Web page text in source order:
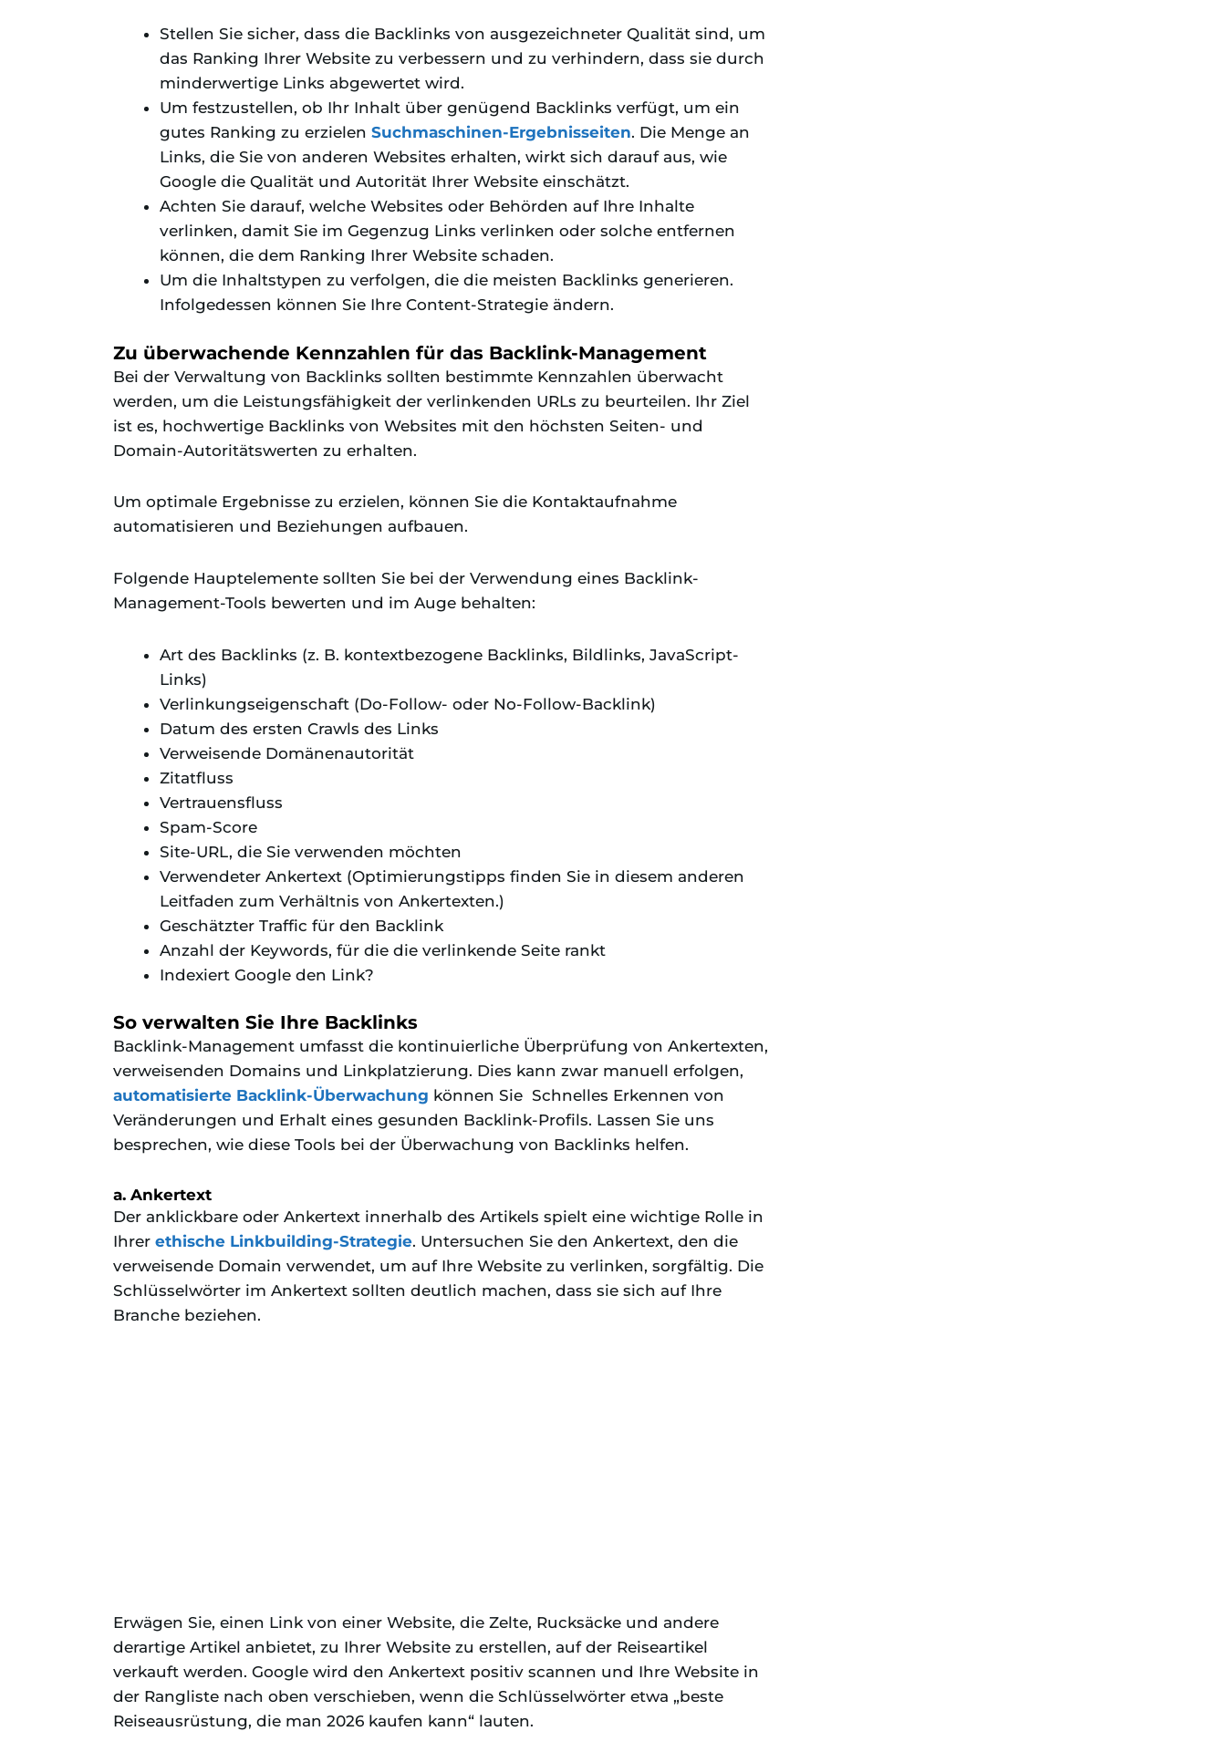
Stellen Sie sicher, dass die Backlinks von ausgezeichneter Qualität sind, um
das Ranking Ihrer Website zu verbessern und zu verhindern, dass sie durch
minderwertige Links abgewertet wird.
Um festzustellen, ob Ihr Inhalt über genügend Backlinks verfügt, um ein
gutes Ranking zu erzielen Suchmaschinen-Ergebnisseiten. Die Menge an
Links, die Sie von anderen Websites erhalten, wirkt sich darauf aus, wie
Google die Qualität und Autorität Ihrer Website einschätzt.
Achten Sie darauf, welche Websites oder Behörden auf Ihre Inhalte
verlinken, damit Sie im Gegenzug Links verlinken oder solche entfernen
können, die dem Ranking Ihrer Website schaden.
Um die Inhaltstypen zu verfolgen, die die meisten Backlinks generieren.
Infolgedessen können Sie Ihre Content-Strategie ändern.
Zu überwachende Kennzahlen für das Backlink-Management
Bei der Verwaltung von Backlinks sollten bestimmte Kennzahlen überwacht
werden, um die Leistungsfähigkeit der verlinkenden URLs zu beurteilen. Ihr Ziel
ist es, hochwertige Backlinks von Websites mit den höchsten Seiten- und
Domain-Autoritätswerten zu erhalten.
Um optimale Ergebnisse zu erzielen, können Sie die Kontaktaufnahme
automatisieren und Beziehungen aufbauen.
Folgende Hauptelemente sollten Sie bei der Verwendung eines Backlink-
Management-Tools bewerten und im Auge behalten:
Art des Backlinks (z. B. kontextbezogene Backlinks, Bildlinks, JavaScript-
Links)
Verlinkungseigenschaft (Do-Follow- oder No-Follow-Backlink)
Datum des ersten Crawls des Links
Verweisende Domänenautorität
Zitatfluss
Vertrauensfluss
Spam-Score
Site-URL, die Sie verwenden möchten
Verwendeter Ankertext (Optimierungstipps finden Sie in diesem anderen
Leitfaden zum Verhältnis von Ankertexten.)
Geschätzter Traffic für den Backlink
Anzahl der Keywords, für die die verlinkende Seite rankt
Indexiert Google den Link?
So verwalten Sie Ihre Backlinks
Backlink-Management umfasst die kontinuierliche Überprüfung von Ankertexten,
verweisenden Domains und Linkplatzierung. Dies kann zwar manuell erfolgen,
automatisierte Backlink-Überwachung können Sie Schnelles Erkennen von
Veränderungen und Erhalt eines gesunden Backlink-Profils. Lassen Sie uns
besprechen, wie diese Tools bei der Überwachung von Backlinks helfen.
a. Ankertext
Der anklickbare oder Ankertext innerhalb des Artikels spielt eine wichtige Rolle in
Ihrer ethische Linkbuilding-Strategie. Untersuchen Sie den Ankertext, den die
verweisende Domain verwendet, um auf Ihre Website zu verlinken, sorgfältig. Die
Schlüsselwörter im Ankertext sollten deutlich machen, dass sie sich auf Ihre
Branche beziehen.
Erwägen Sie, einen Link von einer Website, die Zelte, Rucksäcke und andere
derartige Artikel anbietet, zu Ihrer Website zu erstellen, auf der Reiseartikel
verkauft werden. Google wird den Ankertext positiv scannen und Ihre Website in
der Rangliste nach oben verschieben, wenn die Schlüsselwörter etwa „beste
Reiseausrüstung, die man 2026 kaufen kann“ lauten.